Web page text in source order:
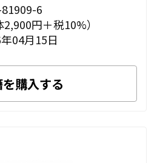
6
円＋税10%）
04月15日
購入する